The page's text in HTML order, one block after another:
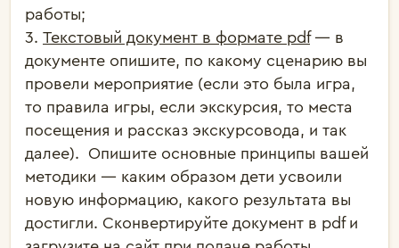
работы;
3. Текстовый документ в формате pdf— в
документе опишите, по какому сценарию вы
провели мероприятие (если это была игра,
то правила игры, если экскурсия, то места
посещения и рассказ экскурсовода, и так
далее). Опишите основные принципы вашей
методики — каким образом дети усвоили
новую информацию, какого результата вы
достигли. Сконвертируйте документ в pdf и